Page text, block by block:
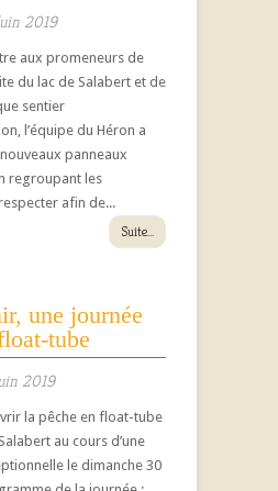
2019
aux promeneurs de
du lac de Salabert et de
sentier
l’équipe du Héron a
panneaux
regroupant les
afin de...
Suite...
une journée
tube
2019
la pêche en float-tube
au cours d’une
le dimanche 30